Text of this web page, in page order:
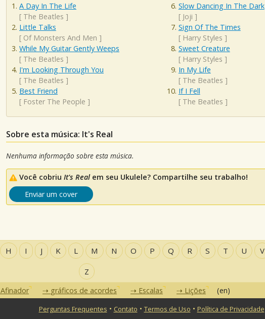
A Day In The Life
[ The Beatles ]
Little Talks
[ Of Monsters And Men ]
While My Guitar Gently Weeps
[ The Beatles ]
I'm Looking Through You
[ The Beatles ]
Best Friend
[ Foster The People ]
Slow Dancing In The Dark
[ Joji ]
Sign Of The Times
[ Harry Styles ]
Sweet Creature
[ Harry Styles ]
In My Life
[ The Beatles ]
If I Fell
[ The Beatles ]
Sobre esta música: It's Real
Nenhuma informação sobre esta música.
Você cobriu It's Realem seu Ukulele? Compartilhe seu trabalho!
Enviar um cover
H I J K L M N O P Q R S T U V
Z
Afinador gráficos de acordes Escalas Lições
(en)
Perguntas Frequentes • Contato • Termos de Uso • Política de Privacidade